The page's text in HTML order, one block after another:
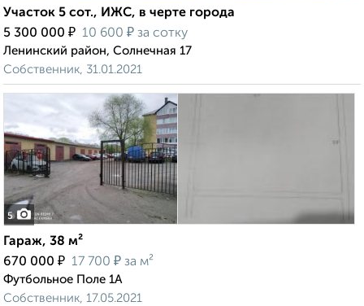
Участок 5 сот., ИЖС, в черте города
5 300 000 ₽ 10 600 ₽ за сотку
Ленинский район, Солнечная 17
Собственник, 31.01.2021
5
Гараж, 38 м²
670 000 ₽ 17 700 ₽ за м²
Футбольное Поле 1А
Собственник, 17.05.2021